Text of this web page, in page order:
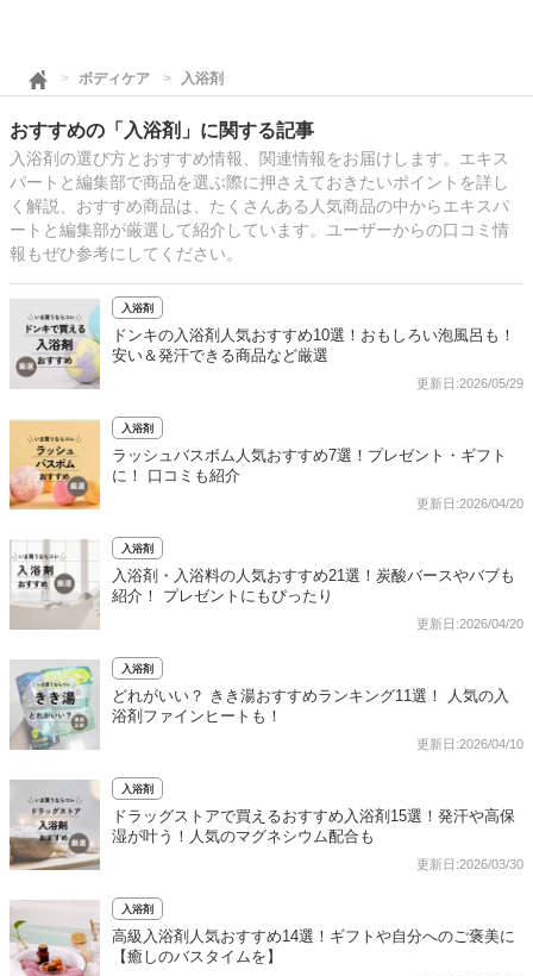
ボディケア 入浴剤
おすすめの「入浴剤」に関する記事
入浴剤の選び方とおすすめ情報、関連情報をお届けします。エキス
パートと編集部で商品を選ぶ際に押さえておきたいポイントを詳し
く解説、おすすめ商品は、たくさんある人気商品の中からエキスパ
ートと編集部が厳選して紹介しています。ユーザーからの口コミ情
報もぜひ参考にしてください。
入浴剤
ドンキの入浴剤人気おすすめ10選！おもしろい泡風呂も！
安い＆発汗できる商品など厳選
更新日:2026/05/29
入浴剤
ラッシュバスボム人気おすすめ7選！プレゼント・ギフト
に！ 口コミも紹介
更新日:2026/04/20
入浴剤
入浴剤・入浴料の人気おすすめ21選！炭酸バースやバブも
紹介！ プレゼントにもぴったり
更新日:2026/04/20
入浴剤
どれがいい？ きき湯おすすめランキング11選！ 人気の入
浴剤ファインヒートも！
更新日:2026/04/10
入浴剤
ドラッグストアで買えるおすすめ入浴剤15選！発汗や高保
湿が叶う！人気のマグネシウム配合も
更新日:2026/03/30
入浴剤
高級入浴剤人気おすすめ14選！ギフトや自分へのご褒美に
【癒しのバスタイムを】